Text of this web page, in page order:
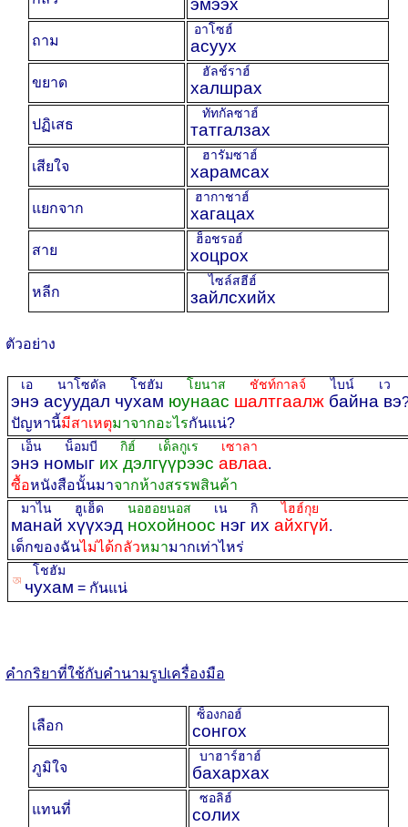
эмээх
ถาม асуух
อาโซฮ์
ขยาด халшрах
ฮัลช์ราฮ์
ปฏิเสธ татгалзах
ทัทกัลซาฮ์
เสียใจ харамсах
ฮารัมซาฮ์
แยกจาก хагацах
ฮากาชาฮ์
สาย хоцрох
ฮ็อชรอฮ์
หลีก зайлсхийх
ไซล์สฮีฮ์
ตัวอย่าง
энэ асуудал чухам юунаас шалтгаалж байна вэ
เอ นาโซดัล โชฮัมโยนาส ชัชท์กาลจ์ ไบน์ เว
ปัญหานี้มีสาเหตุมาจากอะไรกันแน่?
энэ номыг их дэлгүүрээс авлаа
เอ็น น็อมบี กิฮ์ เด็ลกูเร เซาลา
.
ซื้อหนังสือนั้นมาจากห้างสรรพสินค้า
манай хүүхэд нохойноос нэг их айхгүй
มาไน ฮูเฮ็ด นอฮอยนอส เน กิไฮฮ์กุย
.
เด็กของฉันไม่ได้กลัวหมามากเท่าไหร่
ꡐ чухам
โชฮัม
= กันแน่
คำกริยาที่ใช้กับคำนามรูปเครื่องมือ
เลือก сонгох
ซ็องกอฮ์
ภูมิใจ бахархах
บาฮาร์ฮาฮ์
แทนที่ солих
ซอลิฮ์